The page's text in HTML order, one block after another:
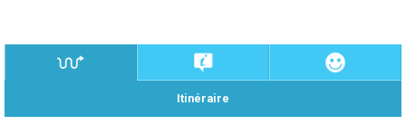
Itinéraire